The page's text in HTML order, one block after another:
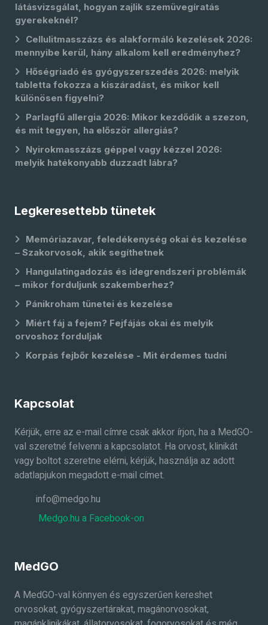
látásvizsgálat, hogyan zajlik szemüvegíratás
gyerekeknél?
Cellulitmasszázs és alakformáló kezelések 2026:
mennyibe kerül, hány alkalom kell eredményhez?
Hőségriadó és gyógyszerszedés 2026: melyik
tabletta fokozza a kiszáradást, és mikor kell
különösen figyelni?
Parlagfű allergia 2026: Mikor kezdődik a szezon,
és mit tegyen, ha először allergiás?
Nyirokmasszázs géppel vagy kézzel 2026:
melyik hatékonyabb duzzadt lábra?
Legkeresettebb tünetek
Memóriazavar, feledékenység okai és kezelése
– Szakorvosok, akik segíthetnek
Hangulatingadozás és idegrendszeri problémák
– mikor forduljunk szakemberhez?
Pánikroham tünetei és kezelése
Miért fáj a fejem? Fejfájás okai és melyik
orvoshoz forduljak
Korpás fejbőr kezelése - Mit érdemes tudni
Kapcsolat
Kérjük, erre az e-mail címre csak akkor írjon, ha a MedGO-
val szeretné felvenni a kapcsolatot. Ha orvost, klinikát
vagy boltot szeretne elérni, kérjük, használja az adott
adatlapjukon megadott e-mail címet.
info@medgo.hu
Medgo.hu a Facebook-on
MedGO
A MedGO-val könnyen és egyszerűen kereshet
orvosokat, gyógyszertárakat, magánorvosokat,